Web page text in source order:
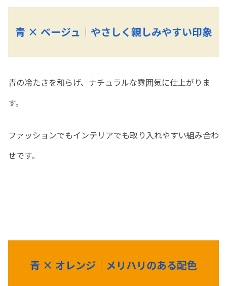
青 × ベージュ｜やさしく親しみやすい印象
青の冷たさを和らげ、ナチュラルな雰囲気に仕上がりま
す。
ファッションでもインテリアでも取り入れやすい組み合わ
せです。
青 × オレンジ｜メリハリのある配色